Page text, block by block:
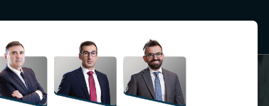
Attività